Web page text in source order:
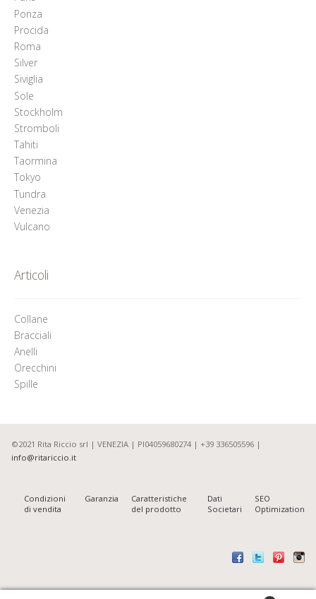
Ponza
Procida
Roma
Silver
Siviglia
Sole
Stockholm
Stromboli
Tahiti
Taormina
Tokyo
Tundra
Venezia
Vulcano
Articoli
Collane
Bracciali
Anelli
Orecchini
Spille
©2021 Rita Riccio srl | VENEZIA | PI04059680274 | +39 336505596 |
info@ritariccio.it
Condizioni
di vendita
Garanzia
Caratteristiche
del prodotto
Dati
Societari
SEO
Optimization